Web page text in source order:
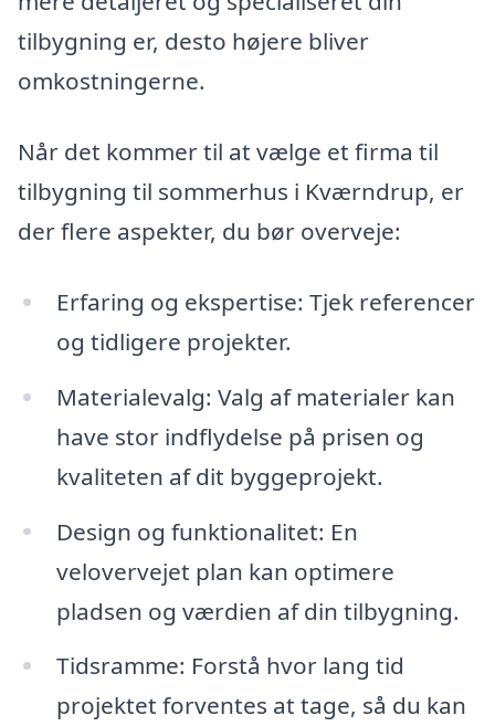
tilbygning er, desto højere bliver
omkostningerne.
Når det kommer til at vælge et firma til
tilbygning til sommerhus i Kværndrup, er
der flere aspekter, du bør overveje:
Erfaring og ekspertise: Tjek referencer
og tidligere projekter.
Materialevalg: Valg af materialer kan
have stor indflydelse på prisen og
kvaliteten af dit byggeprojekt.
Design og funktionalitet: En
velovervejet plan kan optimere
pladsen og værdien af din tilbygning.
Tidsramme: Forstå hvor lang tid
projektet forventes at tage, så du kan